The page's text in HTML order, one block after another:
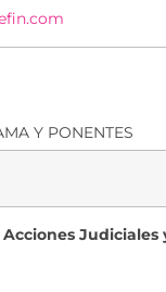
Y PONENTES
Acciones